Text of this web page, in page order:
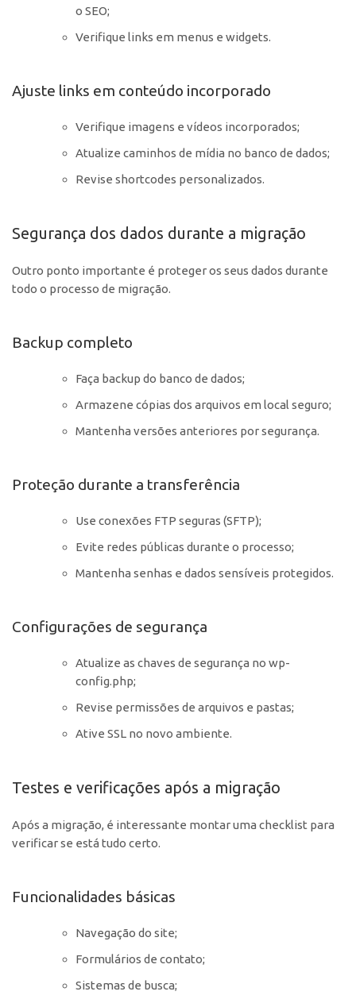
o SEO;
Verifique links em menus e widgets.
Ajuste links em conteúdo incorporado
Verifique imagens e vídeos incorporados;
Atualize caminhos de mídia no banco de dados;
Revise shortcodes personalizados.
Segurança dos dados durante a migração
Outro ponto importante é proteger os seus dados durante
todo o processo de migração.
Backup completo
Faça backup do banco de dados;
Armazene cópias dos arquivos em local seguro;
Mantenha versões anteriores por segurança.
Proteção durante a transferência
Use conexões FTP seguras (SFTP);
Evite redes públicas durante o processo;
Mantenha senhas e dados sensíveis protegidos.
Configurações de segurança
Atualize as chaves de segurança no wp-
config.php;
Revise permissões de arquivos e pastas;
Ative SSL no novo ambiente.
Testes e verificações após a migração
Após a migração, é interessante montar uma checklist para
verificar se está tudo certo.
Funcionalidades básicas
Navegação do site;
Formulários de contato;
Sistemas de busca;